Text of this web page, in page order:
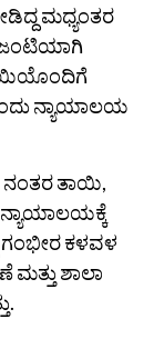
ಮಧ್ಯಂತರ
ಜಂಟಿಯಾಗಿ
ನ್ಯಾಯಾಲಯ
ನಂತರ ತಾಯಿ,
ಕಳವಳ
ಶಾಲಾ